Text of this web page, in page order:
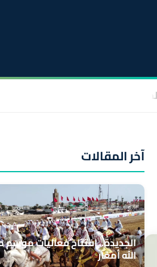
آخر المقالات
الجديدة.. افتتاح فعاليات موسم
الله أمغار